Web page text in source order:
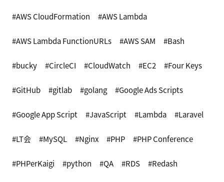
AWS CloudFormation AWS Lambda
AWS Lambda FunctionURLs AWS SAM Bash
bucky CircleCI CloudWatch EC2 Four Keys
GitHub gitlab golang Google Ads Scripts
Google App Script JavaScript Lambda Laravel
LT会 MySQL Nginx PHP PHP Conference
PHPerKaigi python QA RDS Redash